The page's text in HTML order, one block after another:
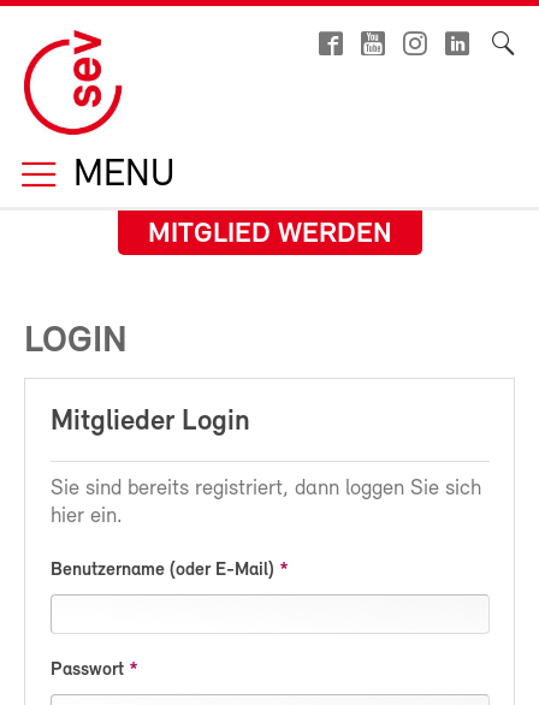
MENU
MITGLIED WERDEN
LOGIN
Mitglieder Login
Sie sind bereits registriert, dann loggen Sie sich
hier ein.
Benutzername (oder E-Mail)
Passwort